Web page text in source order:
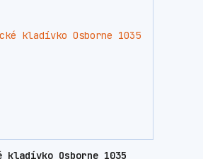
kladívko Osborne 1035